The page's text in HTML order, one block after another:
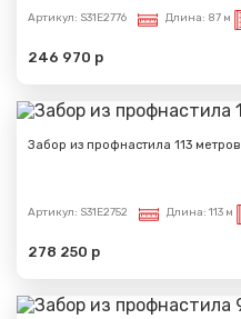
Артикул: S31E2776 Длина: 87 м
246 970 р
Забор из профнастила 113 метров
Артикул: S31E2752 Длина: 113 м
278 250 р